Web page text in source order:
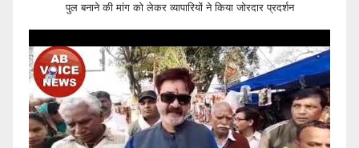
पुल बनाने की मांग को लेकर व्यापारियों ने किया जोरदार प्रदर्शन